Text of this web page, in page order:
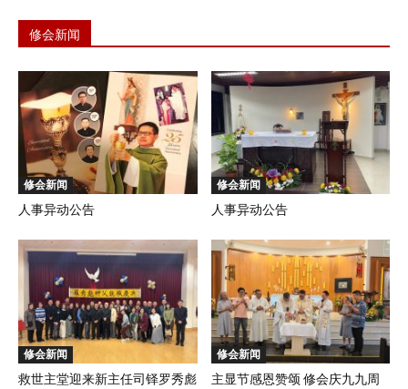
修会新闻
修会新闻
人事异动公告
修会新闻
人事异动公告
修会新闻
救世主堂迎来新主任司铎罗秀彪
修会新闻
主显节感恩赞颂 修会庆九九周